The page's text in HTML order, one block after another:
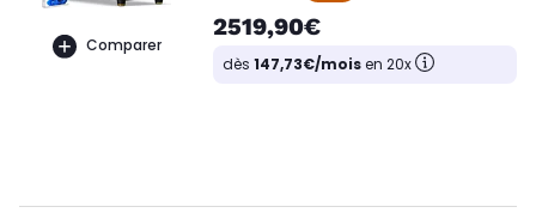
Comparer
2519,90€
dès 147,73€/moisen 20x